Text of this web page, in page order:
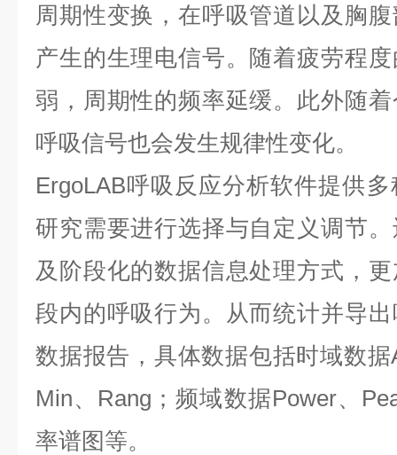
周期性变换，在呼吸管道以及胸
产生的生理电信号。随着疲劳程
弱，周期性的频率延缓。此外随
呼吸信号也会发生规律性变化。
ErgoLAB呼吸反应分析软件提供
研究需要进行选择与自定义调节
及阶段化的数据信息处理方式，
段内的呼吸行为。从而统计并导
数据报告，具体数据包括时域数
Min、Rang；频域数据Power、
率谱图等。